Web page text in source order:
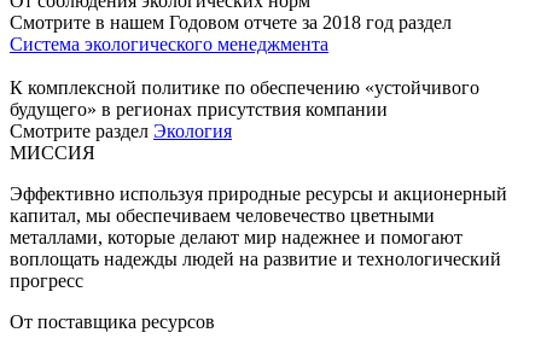
Смотрите в нашем Годовом отчете за 2018 год раздел
Система экологического менеджмента
К комплексной политике по обеспечению «устойчивого
будущего» в регионах присутствия компании
Смотрите раздел Экология
МИССИЯ
Эффективно используя природные ресурсы и акционерный
капитал, мы обеспечиваем человечество цветными
металлами, которые делают мир надежнее и помогают
воплощать надежды людей на развитие и технологический
прогресс
От поставщика ресурсов